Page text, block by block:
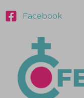
Facebook